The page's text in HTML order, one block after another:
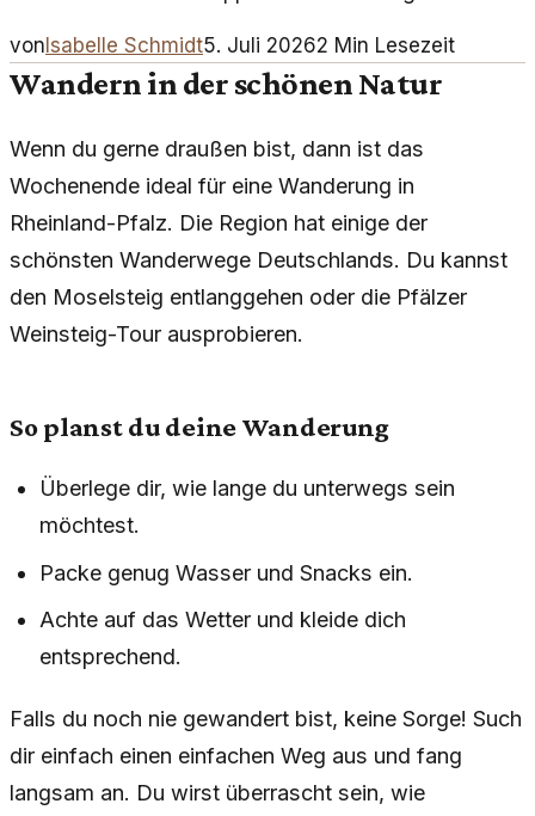
von Isabelle Schmidt5. Juli 20262 Min Lesezeit
Wandern in der schönen Natur
Wenn du gerne draußen bist, dann ist das
Wochenende ideal für eine Wanderung in
Rheinland-Pfalz. Die Region hat einige der
schönsten Wanderwege Deutschlands. Du kannst
den Moselsteig entlanggehen oder die Pfälzer
Weinsteig-Tour ausprobieren.
So planst du deine Wanderung
Überlege dir, wie lange du unterwegs sein
möchtest.
Packe genug Wasser und Snacks ein.
Achte auf das Wetter und kleide dich
entsprechend.
Falls du noch nie gewandert bist, keine Sorge! Such
dir einfach einen einfachen Weg aus und fang
langsam an. Du wirst überrascht sein, wie